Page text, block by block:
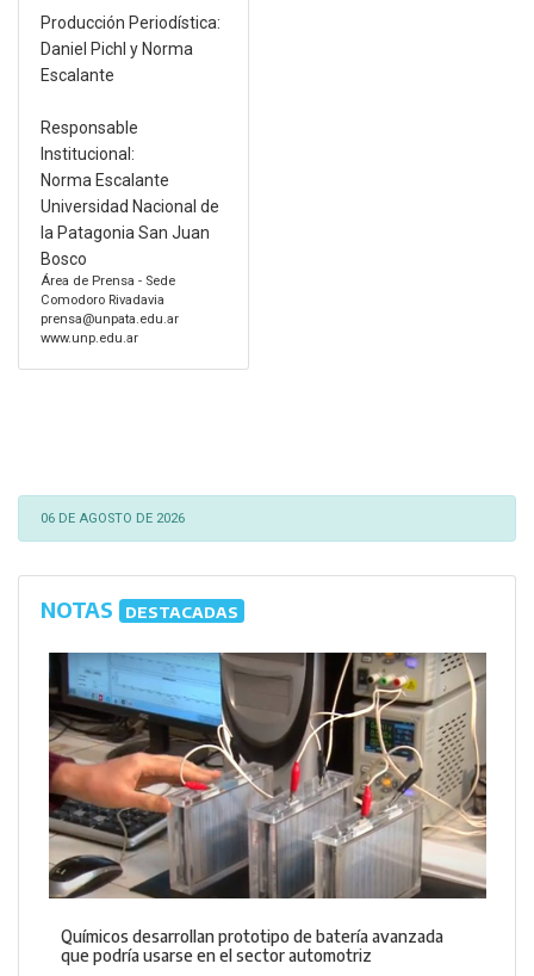
Producción Periodística:
Daniel Pichl y Norma
Escalante
Responsable
Institucional:
Norma Escalante
Universidad Nacional de
la Patagonia San Juan
Bosco
Área de Prensa - Sede
Comodoro Rivadavia
prensa@unpata.edu.ar
www.unp.edu.ar
06 DE AGOSTO DE 2026
NOTAS DESTACADAS
Químicos desarrollan prototipo de batería avanzada
que podría usarse en el sector automotriz